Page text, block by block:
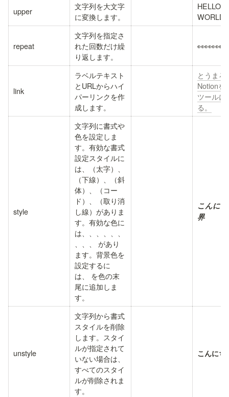
upper
文字列を大文字
に変換します。
HELLO
WORLD
repeat
文字列を指定さ
れた回数だけ繰
り返します。
link
ラベルテキスト
とURLからハイ
パーリンクを作
成します。
とうま
Notionを
ツールに
る。
style
文字列に書式や
色を設定しま
す。有効な書式
設定スタイルに
は、
（太字）、
（下線）、
（斜
体）、
（コー
ド）、
（取り消
し線）がありま
す。有効な色に
は、
があり
ます。背景色を
設定するに
は、
を色の末
尾に追加しま
す。
こんに
界
unstyle
文字列から書式
スタイルを削除
します。スタイ
ルが指定されて
いない場合は、
すべてのスタイ
ルが削除されま
す。
こんにち